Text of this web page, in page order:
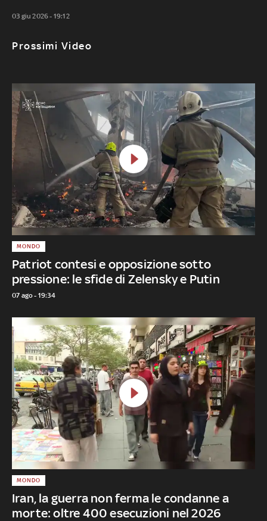
03 giu 2026 - 19:12
Prossimi Video
Patriot contesi e opposizione sotto
pressione: le sfide di Zelensky e Putin
MONDO
07 ago - 19:34
Iran, la guerra non ferma le condanne a
morte: oltre 400 esecuzioni nel 2026
MONDO